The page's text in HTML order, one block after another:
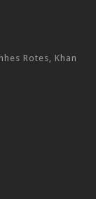
Rotes, Khan